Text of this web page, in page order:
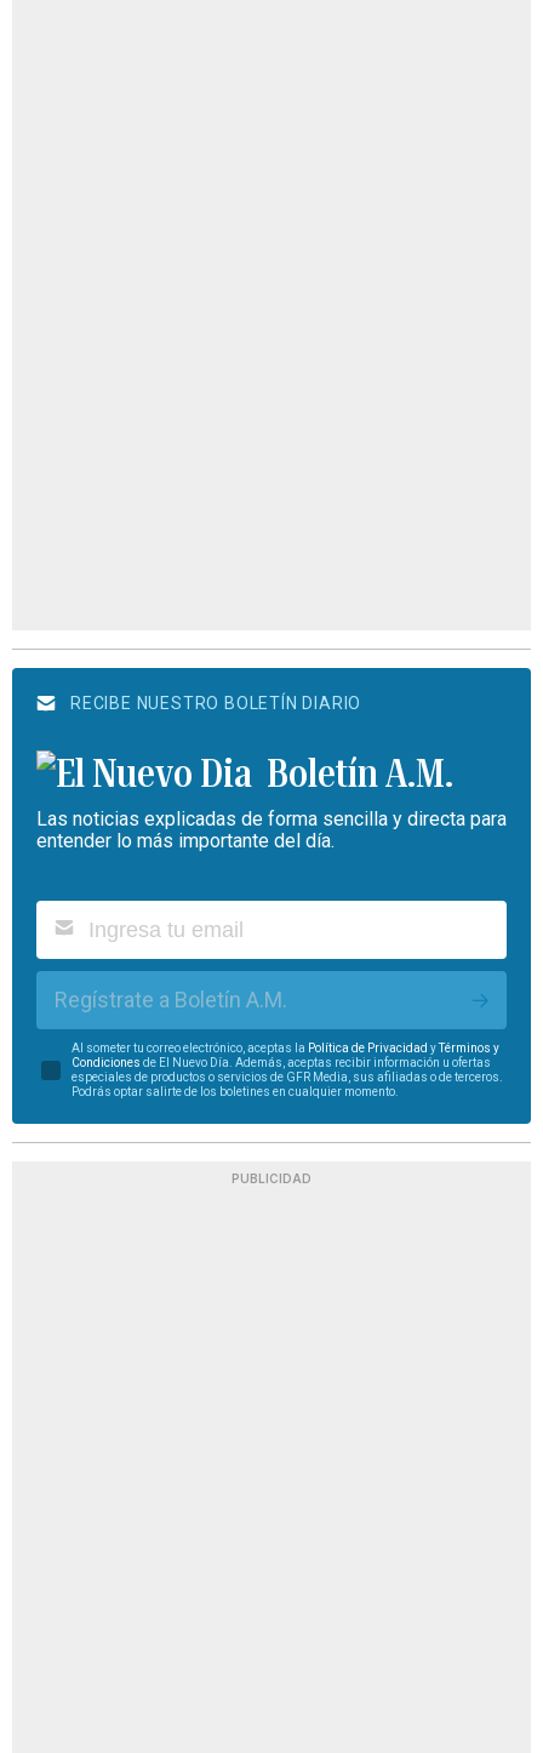
RECIBE NUESTRO BOLETÍN DIARIO
Boletín A.M.
Las noticias explicadas de forma sencilla y directa para
entender lo más importante del día.
Regístrate a Boletín A.M.
Al someter tu correo electrónico, aceptas la Política de Privacidad yTérminos y
Condiciones de El Nuevo Día. Además, aceptas recibir información u ofertas
especiales de productos o servicios de GFR Media, sus afiliadas o de terceros.
Podrás optar salirte de los boletines en cualquier momento.
PUBLICIDAD